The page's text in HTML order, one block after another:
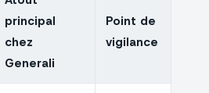
principal
chez
Generali
Point de
vigilance